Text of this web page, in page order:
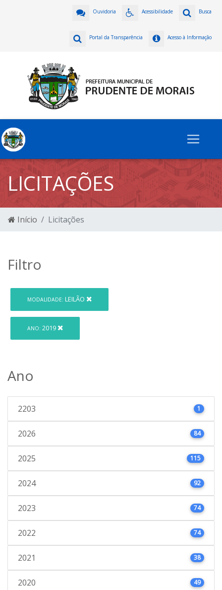
Busca
Acessibilidade
Ouvidoria
Acesso à Informação
Portal da Transparência
LICITAÇÕES
Início Licitações
Filtro
MODALIDADE: LEILÃO
ANO: 2019
Ano
2203 1
2026 84
2025 115
2024 92
2023 74
2022 74
2021 38
2020 49